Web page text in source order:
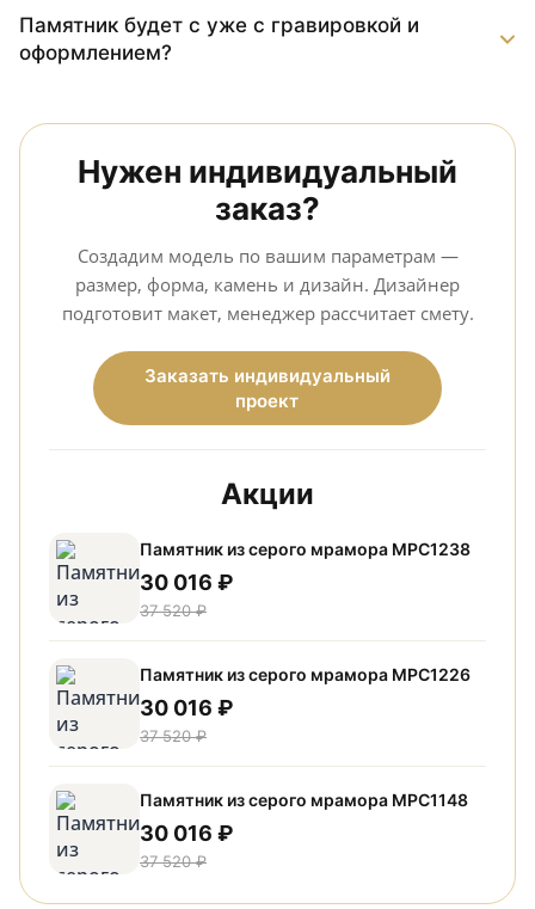
Памятник будет с уже с гравировкой и
оформлением?
Нужен индивидуальный
заказ?
Создадим модель по вашим параметрам —
размер, форма, камень и дизайн. Дизайнер
подготовит макет, менеджер рассчитает смету.
Заказать индивидуальный
проект
Акции
Памятник из серого мрамора МРС1238
30 016 ₽
37 520 ₽
Памятник из серого мрамора МРС1226
30 016 ₽
37 520 ₽
Памятник из серого мрамора МРС1148
30 016 ₽
37 520 ₽